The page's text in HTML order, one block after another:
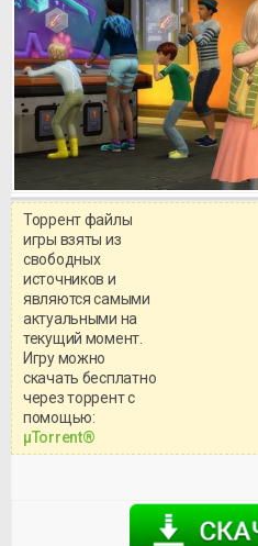
Торрент файлы
игры взяты из
свободных
источников и
являются самыми
актуальными на
текущий момент.
Игру можно
скачать бесплатно
через торрент с
помощью:
μTorrent®